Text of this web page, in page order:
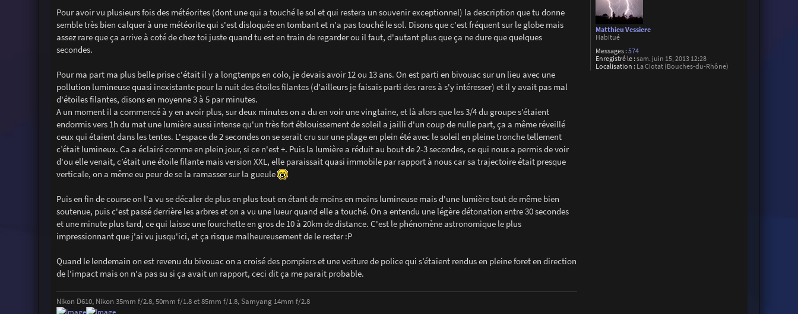
Matthieu Vessiere
Habitué
Messages : 574
Enregistré le : sam. juin 15, 2013 12:28
Localisation : La Ciotat (Bouches-du-Rhône)
s
s
a
e
Pour avoir vu plusieurs fois des météorites (dont une qui a touché le sol et qui restera un souvenir exceptionnel) la description que tu donne
semble très bien calquer à une météorite qui s'est disloquée en tombant et n'a pas touché le sol. Disons que c'est fréquent sur le globe mais
assez rare que ça arrive à coté de chez toi juste quand tu est en train de regarder ou il faut, d'autant plus que ça ne dure que quelques
secondes.
Pour ma part ma plus belle prise c'était il y a longtemps en colo, je devais avoir 12 ou 13 ans. On est parti en bivouac sur un lieu avec une
pollution lumineuse quasi inexistante pour la nuit des étoiles filantes (d'ailleurs je faisais parti des rares à s'y intéresser) et il y avait pas mal
d'étoiles filantes, disons en moyenne 3 à 5 par minutes.
A un moment il a commencé à y en avoir plus, sur deux minutes on a du en voir une vingtaine, et là alors que les 3/4 du groupe s’étaient
endormis vers 1h du mat une lumière aussi intense qu'un très fort éblouissement de soleil a jailli d'un coup de nulle part, ça a même réveillé
ceux qui étaient dans les tentes. L'espace de 2 secondes on se serait cru sur une plage en plein été avec le soleil en pleine tronche tellement
c’était lumineux. Ca a éclairé comme en plein jour, si ce n'est +. Puis la lumière a réduit au bout de 2-3 secondes, ce qui nous a permis de voir
d'ou elle venait, c’était une étoile filante mais version XXL, elle paraissait quasi immobile par rapport à nous car sa trajectoire était presque
verticale, on a même eu peur de se la ramasser sur la gueule
Puis en fin de course on l'a vu se décaler de plus en plus tout en étant de moins en moins lumineuse mais d'une lumière tout de même bien
soutenue, puis c'est passé derrière les arbres et on a vu une lueur quand elle a touché. On a entendu une légère détonation entre 30 secondes
et une minute plus tard, ce qui laisse une fourchette en gros de 10 à 20km de distance. C'est le phénomène astronomique le plus
impressionnant que j'ai vu jusqu'ici, et ça risque malheureusement de le rester :P
Quand le lendemain on est revenu du bivouac on a croisé des pompiers et une voiture de police qui s’étaient rendus en pleine foret en direction
de l'impact mais on n'a pas su si ça avait un rapport, ceci dit ça me parait probable.
Nikon D610, Nikon 35mm f/2.8, 50mm f/1.8 et 85mm f/1.8, Samyang 14mm f/2.8